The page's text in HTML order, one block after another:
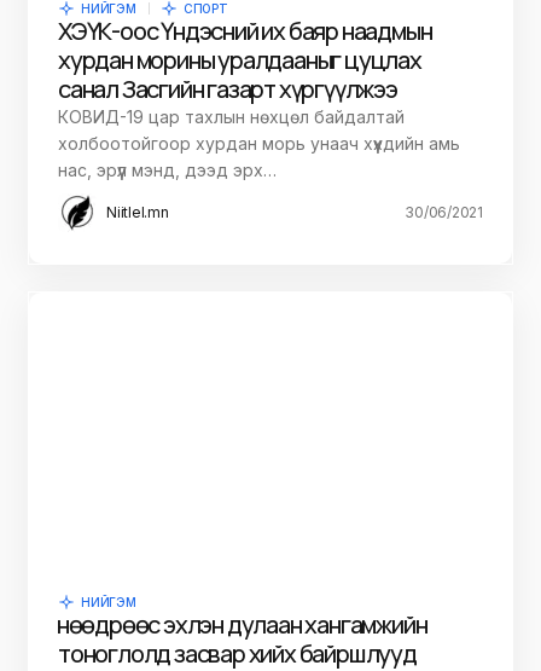
НИЙГЭМ СПОРТ
ХЭҮК-оос Үндэсний их баяр наадмын
хурдан морины уралдааныг цуцлах
санал Засгийн газарт хүргүүлжээ
КОВИД-19 цар тахлын нөхцөл байдалтай
холбоотойгоор хурдан морь унаач хүүхдийн амь
нас, эрүүл мэнд, дээд эрх…
Niitlel.mn 30/06/2021
НИЙГЭМ
Өнөөдрөөс эхлэн дулаан хангамжийн
тоноглолд засвар хийх байршлууд